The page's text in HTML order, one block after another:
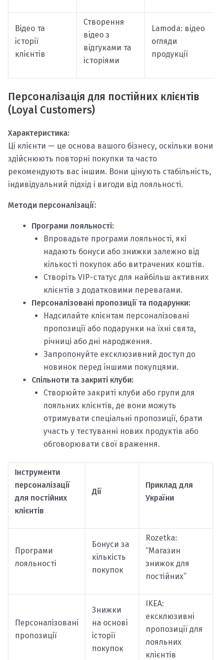
Відео та
історії
клієнтів
Створення
відео з
відгуками та
історіями
Lamoda: відео
огляди
продукції
Персоналізація для постійних клієнтів
(Loyal Customers)
Характеристика:
Ці клієнти — це основа вашого бізнесу, оскільки вони
здійснюють повторні покупки та часто
рекомендують вас іншим. Вони цінують стабільність,
індивідуальний підхід і вигоди від лояльності.
Методи персоналізації:
Програми лояльності:
Впровадьте програми лояльності, які
надають бонуси або знижки залежно від
кількості покупок або витрачених коштів.
Створіть VIP-статус для найбільш активних
клієнтів з додатковими перевагами.
Персоналізовані пропозиції та подарунки:
Надсилайте клієнтам персоналізовані
пропозиції або подарунки на їхні свята,
річниці або дні народження.
Запропонуйте ексклюзивний доступ до
новинок перед іншими покупцями.
Спільноти та закриті клуби:
Створюйте закриті клуби або групи для
лояльних клієнтів, де вони можуть
отримувати спеціальні пропозиції, брати
участь у тестуванні нових продуктів або
обговорювати свої враження.
Інструменти
персоналізації
для постійних
клієнтів
Дії
Приклад для
України
Програми
лояльності
Бонуси за
кількість
покупок
Rozetka:
“Магазин
знижок для
постійних”
Персоналізовані
пропозиції
Знижки
на основі
історії
покупок
IKEA:
ексклюзивні
пропозиції для
лояльних
клієнтів